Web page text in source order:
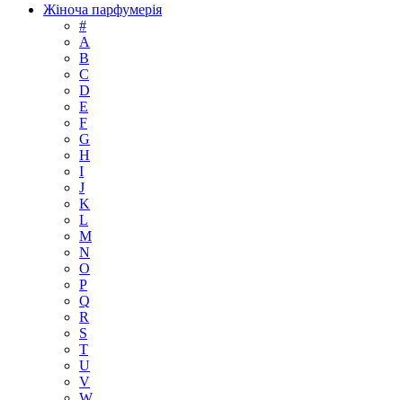
Жіноча парфумерія
#
А
B
C
D
E
F
G
H
I
J
K
L
M
N
O
P
Q
R
S
T
U
V